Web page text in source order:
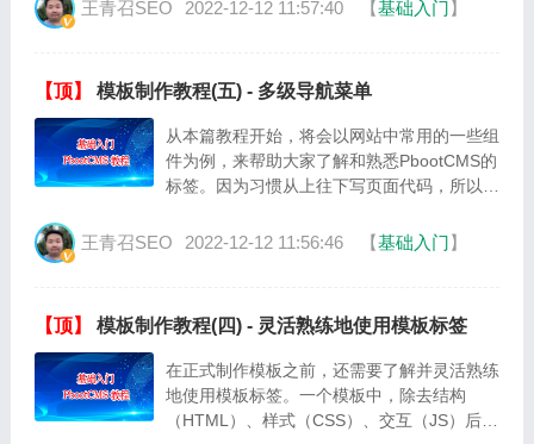
王青召SEO 2022-12-12 11:57:40 【基础入门】
【顶】 模板制作教程(五) - 多级导航菜单
从本篇教程开始，将会以网站中常用的一些组
件为例，来帮助大家了解和熟悉PbootCMS的
标签。因为习惯从上往下写页面代码，所以就
掌握的知识点：CSS盒子模型、CS···
王青召SEO 2022-12-12 11:56:46 【基础入门】
【顶】 模板制作教程(四) - 灵活熟练地使用模板标签
在正式制作模板之前，还需要了解并灵活熟练
地使用模板标签。一个模板中，除去结构
（HTML）、样式（CSS）、交互（JS）后就